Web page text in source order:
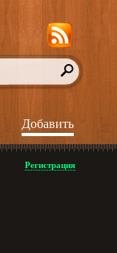
Добавить
Регистрация